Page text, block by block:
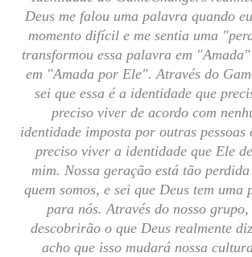
Deus me falou uma palavra quando
momento difícil e me sentia uma
transformou essa palavra em
em "Amada por Ele". Através do
sei que essa é a identidade que
preciso viver de acordo com
identidade imposta por outras pessoas
preciso viver a identidade que Ele
mim. Nossa geração está tão
quem somos, e sei que Deus tem uma
para nós. Através do nosso grupo,
descobrirão o que Deus realmente
acho que isso mudará nossa